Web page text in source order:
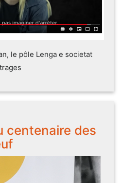
le pôle Lenga e societat
centenaire des